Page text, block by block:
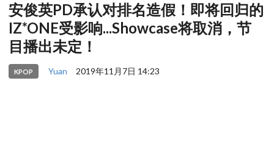
安俊英PD承认对排名造假！即将回归的
IZ*ONE受影响...Showcase将取消，节
目播出未定！
KPOP Yuan 2019年11月7日 14:23